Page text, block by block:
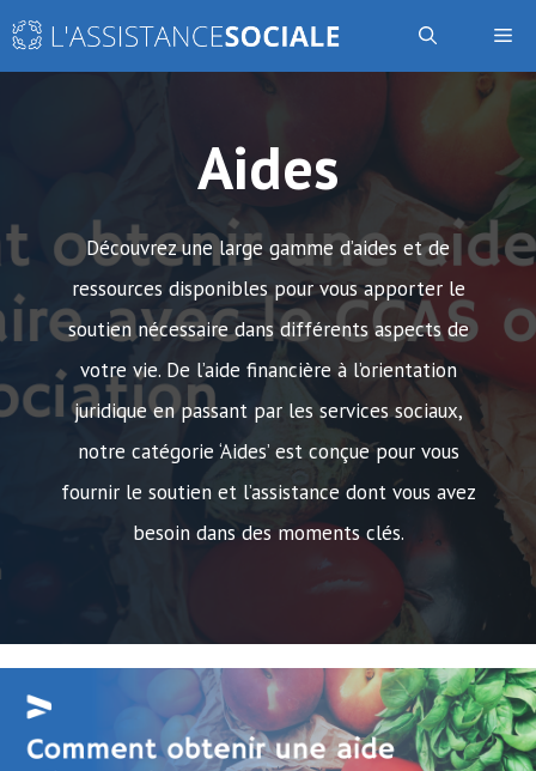
Aller
Aides
Découvrez une large gamme d’aides et de
ressources disponibles pour vous apporter le
soutien nécessaire dans différents aspects de
votre vie. De l’aide financière à l’orientation
juridique en passant par les services sociaux,
notre catégorie ‘Aides’ est conçue pour vous
fournir le soutien et l’assistance dont vous avez
besoin dans des moments clés.